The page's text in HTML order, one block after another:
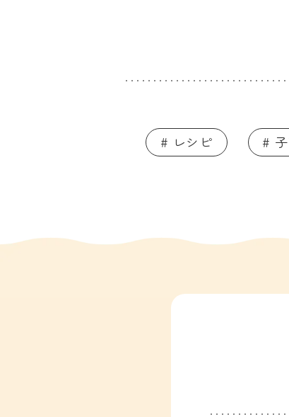
# レシピ #